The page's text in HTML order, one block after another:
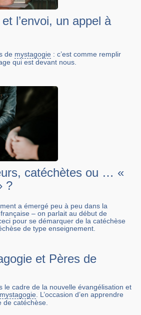
l’envoi, un appel à
de mystagogie : c’est comme remplir
qui est devant nous.
catéchètes ou … «
?
a émergé peu à peu dans la
– on parlait au début de
pour se démarquer de la catéchèse
de type enseignement.
et Pères de
le cadre de la nouvelle évangélisation et
mystagogie. L’occasion d’en apprendre
de catéchèse.